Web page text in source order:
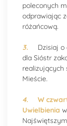
poleconych
odprawiając
różańcową.
3. Dzisiaj o
dla Sióstr
Mieście.
4. W
Uwielbienia